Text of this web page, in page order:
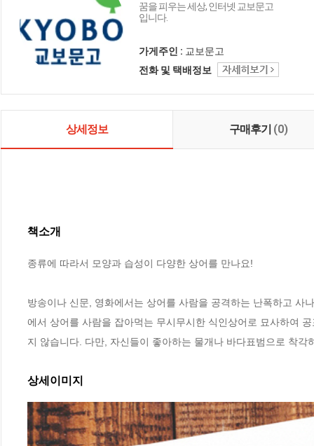
꿈을 피우는 세상, 인터넷 교보문고
입니다.
가게주인 : 교보문고
전화 및 택배정보
상세정보 구매후기 (0)
책소개
종류에 따라서 모양과 습성이 다양한 상어를 만나요!
방송이나 신문, 영화에서는 상어를 사람을 공격하는 난폭하고
에서 상어를 사람을 잡아먹는 무시무시한 식인상어로 묘사하여
지 않습니다. 다만, 자신들이 좋아하는 물개나 바다표범으로 착각
상세이미지